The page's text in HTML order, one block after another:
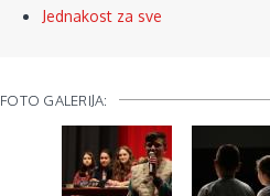
Jednakost za sve
FOTO GALERIJA: